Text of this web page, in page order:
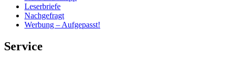
Leserbriefe
Nachgefragt
Werbung – Aufgepasst!
Service